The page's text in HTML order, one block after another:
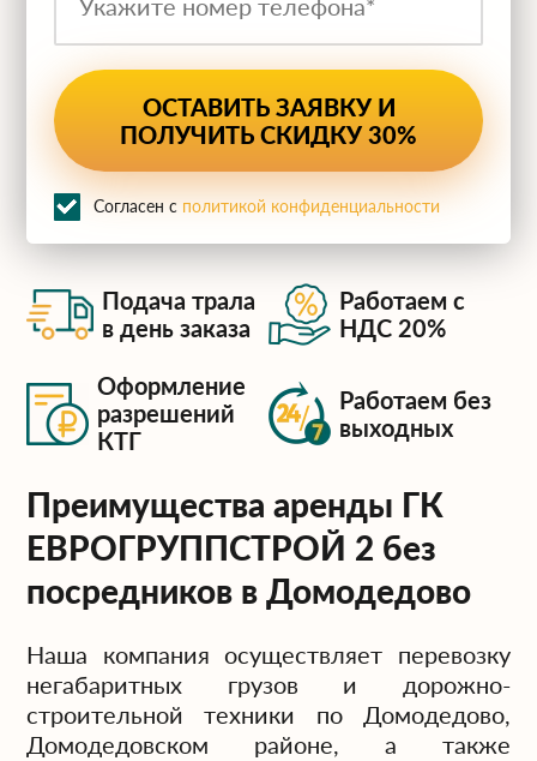
Подача трала
в день заказа
Работаем с
НДС 20%
Оформление
разрешений
КТГ
Работаем без
выходных
Согласен с политикой конфиденциальности
Преимущества аренды ГК
ЕВРОГРУППСТРОЙ 2 без
посредников в Домодедово
Наша компания осуществляет перевозку
негабаритных грузов и дорожно-
строительной техники по Домодедово,
Домодедовском районе, а также